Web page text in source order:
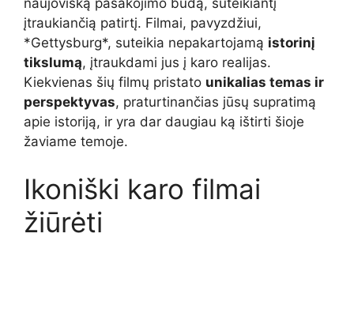
naujovišką pasakojimo būdą, suteikiantį
įtraukiančią patirtį. Filmai, pavyzdžiui,
*Gettysburg*, suteikia nepakartojamą istorinį
tikslumą, įtraukdami jus į karo realijas.
Kiekvienas šių filmų pristato unikalias temas ir
perspektyvas, praturtinančias jūsų supratimą
apie istoriją, ir yra dar daugiau ką ištirti šioje
žaviame temoje.
Ikoniški karo filmai
žiūrėti